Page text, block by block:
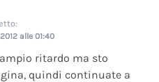
alle 01:40
ritardo ma sto
quindi continuate a